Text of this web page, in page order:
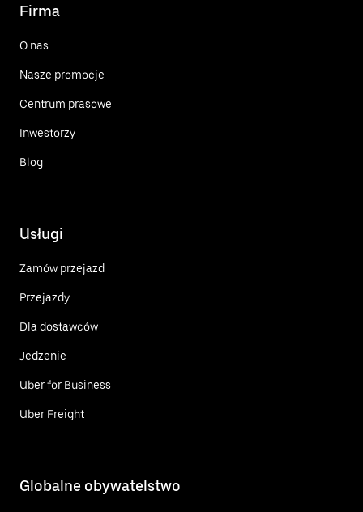
Firma
O nas
Nasze promocje
Centrum prasowe
Inwestorzy
Blog
Usługi
Zamów przejazd
Przejazdy
Dla dostawców
Jedzenie
Uber for Business
Uber Freight
Globalne obywatelstwo